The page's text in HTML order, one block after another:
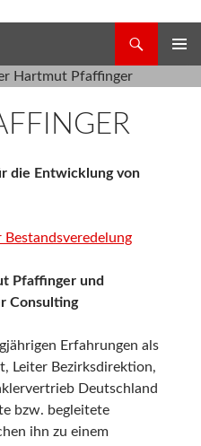
MENÜ
die Entwicklung von
Pfaffinger und
Consulting
Erfahrungen als
Leiter Bezirksdirektion,
Deutschland
bzw. begleitete
ihn zu einem